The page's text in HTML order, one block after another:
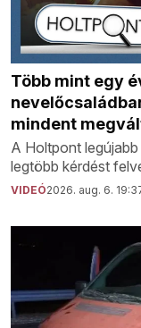
Több mint egy
mindent
A Holtpont
legtöbb kérdést
VIDEÓ2026. aug. 6.